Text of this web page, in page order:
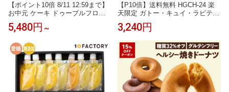
【ポイント10倍 8/11 12:59まで】
お中元 ケーキ ドゥーブルフロマ
ージュ チーズケーキ ギフト ルタ
オ LeTAO 4号 ( 2名用 ～ 4名用 )
ツ 洋菓子 お取り寄せ 北海道 内祝
い お返し 詰め合わせ 選べる ドゥ
ーブル 2点 セット 送料込み
5,480円 ～
【P10倍】送料無料 HGCH-24 楽
天限定 ガトー・キュイ・ラビテュ
ール 5種18個入お中元 お菓子 ギフ
ト 詰め合わせ 手土産 内祝い お返
イーツ プレゼント 退職
3,240円